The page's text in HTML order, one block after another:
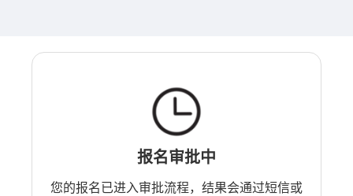
报名审批中
您的报名已进入审批流程，结果会通过短信或